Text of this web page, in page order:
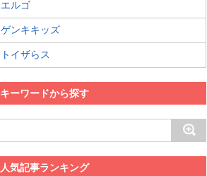
エルゴ
ゲンキキッズ
トイザらス
キーワードから探す
人気記事ランキング